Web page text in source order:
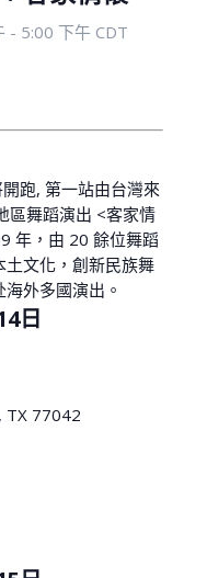
- 5:00 下午 CDT
跑, 第一站由台灣來
區舞蹈演出 <客家情
年，由 20 餘位舞蹈
文化，創新民族舞
外多國演出。
日
TX 77042